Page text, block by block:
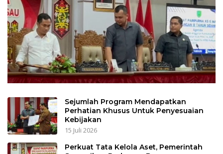
Sejumlah Program Mendapatkan
Perhatian Khusus Untuk Penyesuaian
Kebijakan
15 Juli 2026
Perkuat Tata Kelola Aset, Pemerintah